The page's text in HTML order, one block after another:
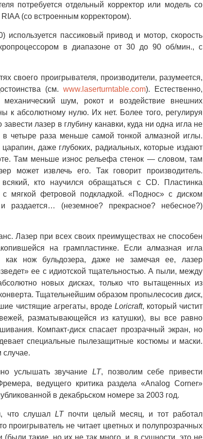
потребуется отдельный корректор или модель со
(со встроенным корректором).
используется пассиковый привод и мотор, скорость
в диапазоне от 30 до 90 об/мин., с
своего проигрывателя, производители, разумеется,
(cм. www.laserturntable.com). Естественно,
механический шум, рокот и воздействие внешних
к абсолютному нулю. Их нет. Более того, регулируя
лазер в глубину канавки, куда ни одна игла не
в четыре раза меньше самой тонкой алмазной иглы.
даже глубоких, радиальных, которые издают
Там меньше износ рельефа стенок — словом, там
может извлечь его. Так говорит производитель.
кто научился обращаться с CD. Пластинка
мягкой фетровой подкладкой. «Поднос» с диском
раздается… (неземное? прекрасное? небесное?)
Лазер при всех своих преимуществах не способен
на грампластинке. Если алмазная игла
как нож бульдозера, даже не замечая ее, лазер
ее с идиотской тщательностью. А пыли, между
новых дисках, только что вытащенных из
Тщательнейшим образом пропылесосив диск,
чистящие агрегаты, вроде Loricraft, который чистит
разматывающейся из катушки), вы все равно
Компакт-диск спасает прозрачный экран, но
специальные пылезащитные костюмы и маски.
услышать звучание LT, позволим себе привести
ведущего критика раздела «Analog Corner»
в декабрьском номере за 2003 год.
что слушал LTпочти целый месяц, и тот работал
проигрыватель не читает цветных и полупрозрачных
(были такие, но их не так много, и, в сущности, это не